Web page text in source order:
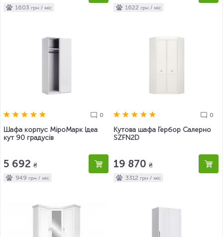
1603 грн / міс 1622 грн / міс
0
Шафа корпус МіроМарк Ідеа
кут 90 градусів
5 692 ₴
949 грн / міс
0
Кутова шафа Гербор Салерно
SZFN2D
19 870 ₴
3312 грн / міс